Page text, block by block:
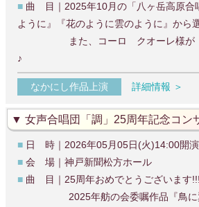
■ 曲 目｜2025年10月の「八ヶ岳高原合
ように』『花のように雲のように』から
また、コーロ クオーレ様が『大地
♪
なかにし作品上演 詳細情報 ＞
女声合唱団「調」25周年記念コン
■ 日 時｜2026年05月05日(火)14:00開演
■ 会 場｜神戸新聞松方ホール
■ 曲 目｜25周年おめでとうございます!!!
2025年舫の会委嘱作品『鳥に翼が